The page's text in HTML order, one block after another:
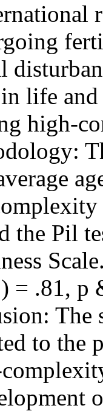
life
high-
the Pil
= .81, p
The
to the